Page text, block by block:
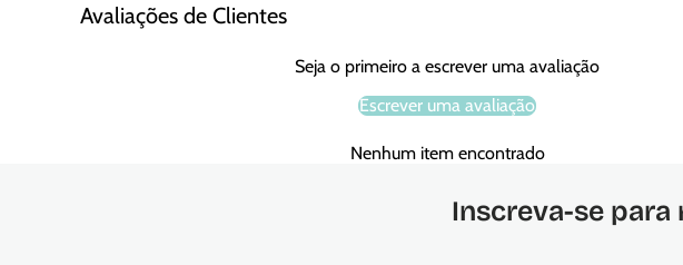
Avaliações de Clientes
Seja o primeiro a escrever uma avaliação
Escrever uma avaliação
Nenhum item encontrado
Inscreva-se para